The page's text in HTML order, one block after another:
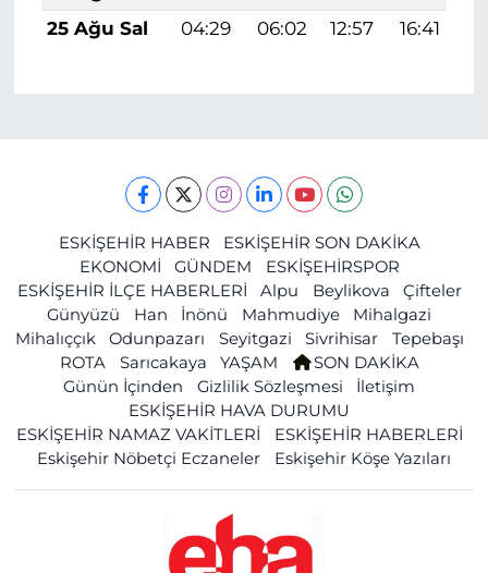
25 Ağu Sal
04:29 06:02 12:57 16:41
ESKİŞEHİR HABER
ESKİŞEHİR SON DAKİKA
EKONOMİ
GÜNDEM
ESKİŞEHİRSPOR
ESKİŞEHİR İLÇE HABERLERİ
Alpu Beylikova
Çifteler
Günyüzü
Han İnönü Mahmudiye
Mihalgazi
Mihalıççık
Odunpazarı Seyitgazi Sivrihisar
Tepebaşı
ROTA
Sarıcakaya YAŞAM
SON DAKİKA
Günün İçinden
Gizlilik Sözleşmesi
İletişim
ESKİŞEHİR HAVA DURUMU
ESKİŞEHİR NAMAZ VAKİTLERİ
ESKİŞEHİR HABERLERİ
Eskişehir Nöbetçi Eczaneler
Eskişehir Köşe Yazıları